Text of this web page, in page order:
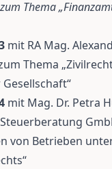
Thema
mit RA Mag.
Thema
mit Mag. Dr. Petra
von Betrieben